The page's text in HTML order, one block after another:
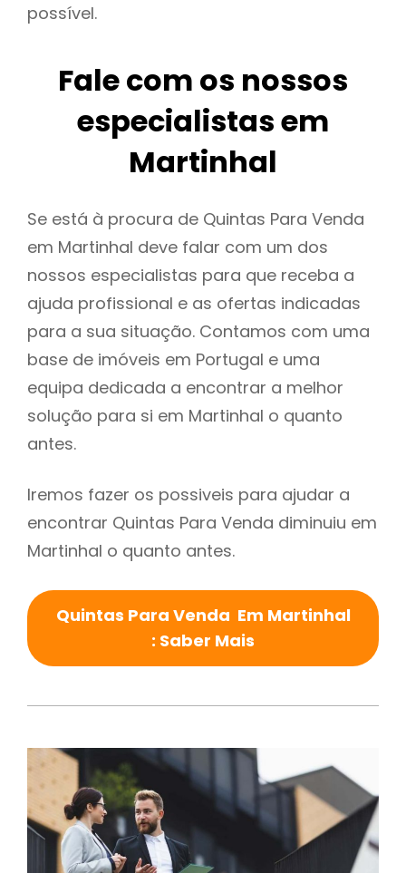
possível.
Fale com os nossos
especialistas em
Martinhal
Se está à procura de Quintas Para Venda
em Martinhal deve falar com um dos
nossos especialistas para que receba a
ajuda profissional e as ofertas indicadas
para a sua situação. Contamos com uma
base de imóveis em Portugal e uma
equipa dedicada a encontrar a melhor
solução para si em Martinhal o quanto
antes.
Iremos fazer os possiveis para ajudar a
encontrar Quintas Para Venda diminuiu em
Martinhal o quanto antes.
Quintas Para Venda Em Martinhal
: Saber Mais